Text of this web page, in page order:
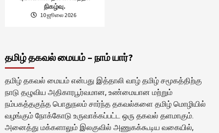
நிகழ்வு.
10 ஜூலை 2026
தமிழ் தகவல் மையம் – நாம் யார்?
தமிழ் தகவல் மையம் என்பது இத்தாலி வாழ் தமிழ் சமூகத்திற்கு
நாடு தழுவிய அதிகாரபூர்வமான, உண்மையான மற்றும்
நம்பகத்தகுந்த பொதுநலம் சார்ந்த தகவல்களை தமிழ் மொழியில்
வழங்கும் நோக்கோடு உருவாக்கப்பட்ட ஒரு தகவல் தளமாகும்.
அனைத்து மக்களாலும் இலகுவில் அணுகக்கூடிய வகையில்,